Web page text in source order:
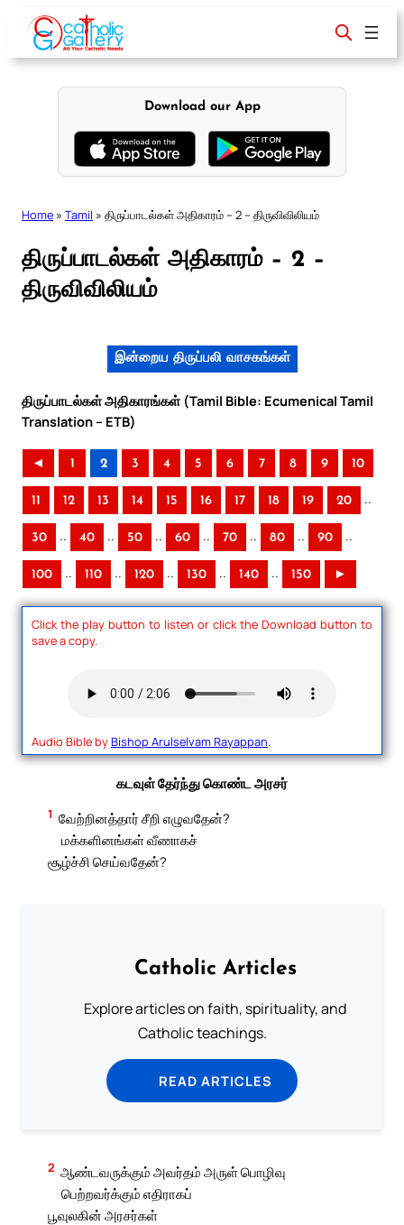
content
Download our App
Home » Tamil » திருப்பாடல்கள் அதிகாரம் – 2 – திருவிவிலியம்
திருப்பாடல்கள் அதிகாரம் – 2 –
திருவிவிலியம்
இன்றைய திருப்பலி வாசகங்கள்
திருப்பாடல்கள் அதிகாரங்கள் (Tamil Bible: Ecumenical Tamil
Translation – ETB)
◄ 1 2 3 4 5 6 7 8 9 10
11 12 13 14 15 16 17 18 19 20 ..
30 .. 40 .. 50 .. 60 .. 70 .. 80 .. 90 ..
100 .. 110 .. 120 .. 130 .. 140 .. 150 ►
Click the play button to listen or click the Download button to
save a copy.
Audio Bible byBishop Arulselvam Rayappan.
கடவுள் தேர்ந்து கொண்ட அரசர்
1 வேற்றினத்தார் சீறி எழுவதேன்?
மக்களினங்கள் வீணாகச்
சூழ்ச்சி செய்வதேன்?
Catholic Articles
Explore articles on faith, spirituality, and
Catholic teachings.
READ ARTICLES
2 ஆண்டவருக்கும் அவர்தம் அருள் பொழிவு
பெற்றவர்க்கும் எதிராகப்
பூவுலகின் அரசர்கள்